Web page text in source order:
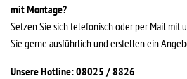
mit Montage?
Setzen Sie sich telefonisch oder per Mail mit
Sie gerne ausführlich und erstellen ein
Unsere Hotline: 08025 / 8826